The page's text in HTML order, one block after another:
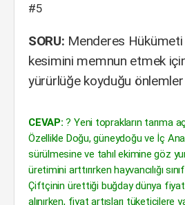
#5
SORU: Menderes
kesimini memnun etmek
yürürlüğe koyduğu
CEVAP: ? Yeni toprakların tarıma
Özellikle Doğu, güneydoğu ve İç
sürülmesine ve tahıl ekimine göz
üretimini arttırırken hayvancılığı
Çiftçinin ürettiği buğday dünya
alınırken, fiyat artışları tüketicilere